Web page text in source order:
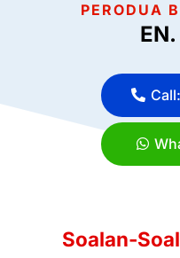
PERODUA
Soalan-